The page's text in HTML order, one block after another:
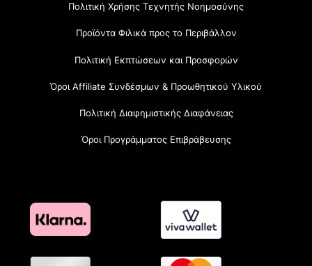
Πολιτική Χρήσης Τεχνητής Νοημοσύνης
Προϊόντα Φιλικά προς το Περιβάλλον
Πολιτική Εκπτώσεων και Προσφορών
Όροι Affiliate Συνδέσμων & Προωθητικού Υλικού
Πολιτική Διαφημιστικής Διαφάνειας
Όροι Προγράμματος Επιβράβευσης